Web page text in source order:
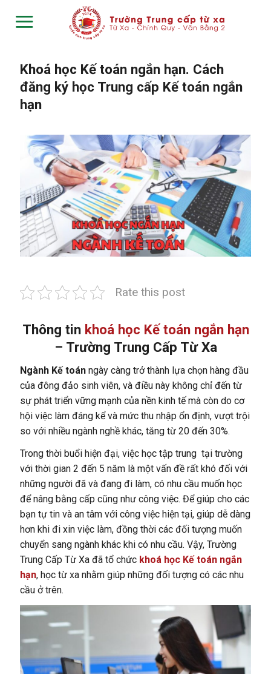
Khoá học Kế toán ngắn hạn. Cách
đăng ký học Trung cấp Kế toán ngắn
hạn
Rate this post
Thông tin khoá học Kế toán ngắn hạn
– Trường Trung Cấp Từ Xa
Ngành Kế toánngày càng trở thành lựa chọn hàng đầu
của đông đảo sinh viên, và điều này không chỉ đến từ
sự phát triển vững mạnh của nền kinh tế mà còn do cơ
hội việc làm đáng kể và mức thu nhập ổn định, vượt trội
so với nhiều ngành nghề khác, tăng từ 20 đến 30%.
Trong thời buổi hiện đại, việc học tập trung tại trường
với thời gian 2 đến 5 năm là một vấn đề rất khó đối với
những người đã và đang đi làm, có nhu cầu muốn học
để nâng bằng cấp cũng như công việc. Để giúp cho các
bạn tự tin và an tâm với công việc hiện tại, giúp dễ dàng
hơn khi đi xin việc làm, đồng thời các đối tượng muốn
chuyển sang ngành khác khi có nhu cầu. Vậy, Trường
Trung Cấp Từ Xa đã tổ chức khoá học Kế toán ngắn
hạn, học từ xa nhằm giúp những đối tượng có các nhu
cầu ở trên.